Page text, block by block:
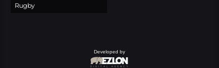
Rugby
Developed by